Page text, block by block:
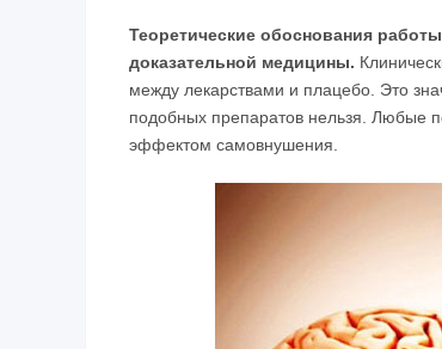
Теоретические обоснования
доказательной медицины.
между лекарствами и плацебо. Это
подобных препаратов нельзя. Любые
эффектом самовнушения.